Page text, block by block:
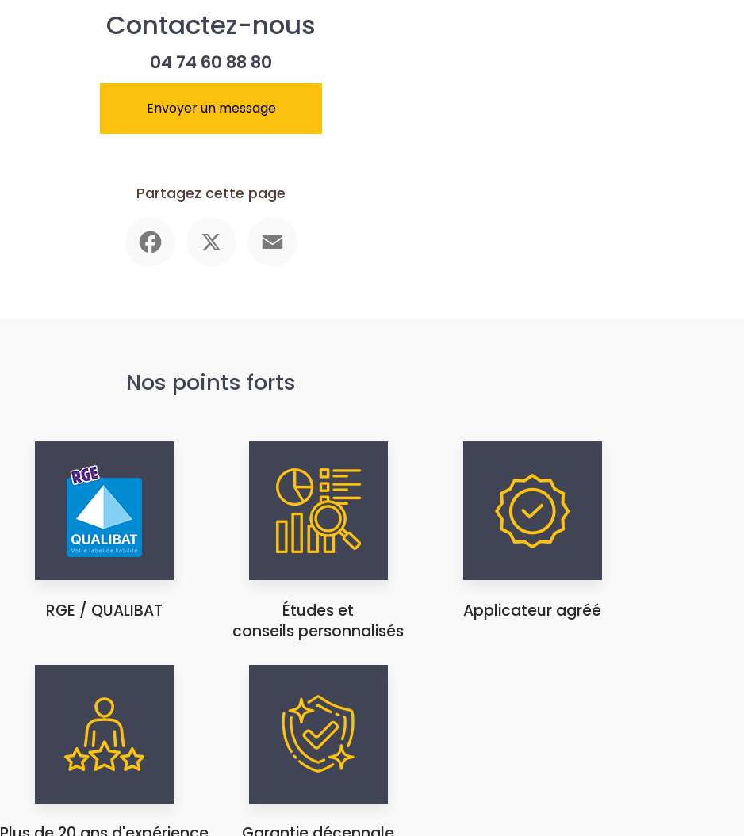
Contactez-nous
04 74 60 88 80
Envoyer un message
Partagez cette page
Nos points forts
RGE / QUALIBAT
Études et
conseils personnalisés
Applicateur agréé